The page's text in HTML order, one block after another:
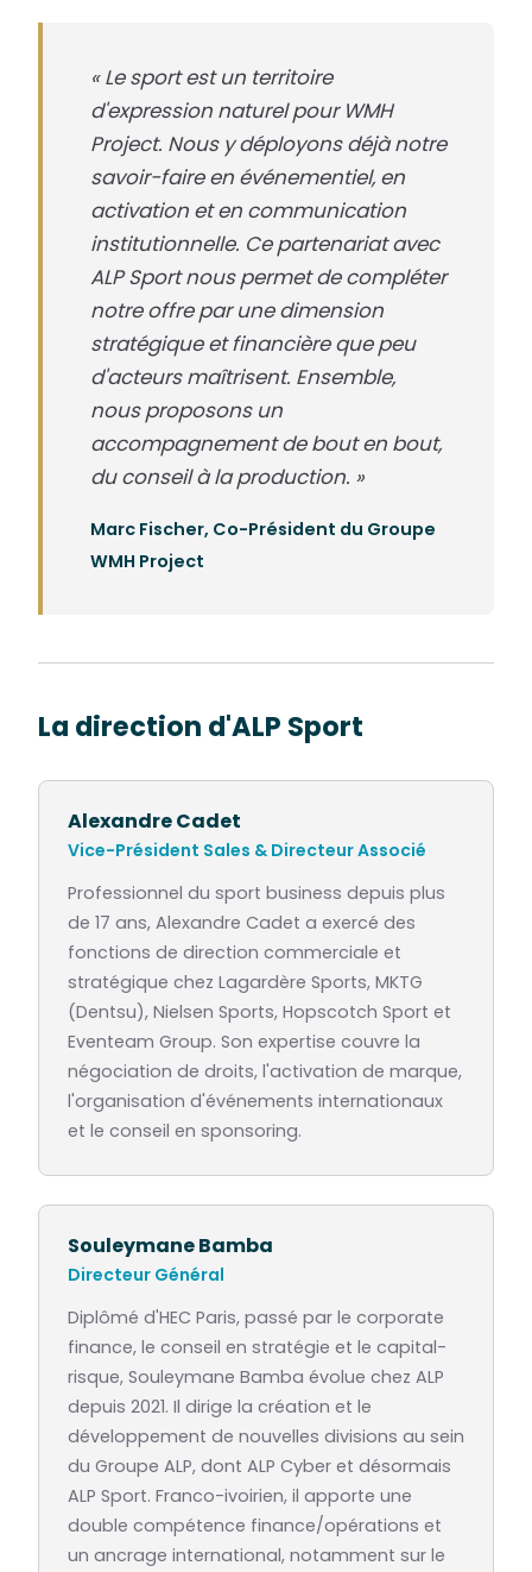
« Le sport est un territoire
d'expression naturel pour WMH
Project. Nous y déployons déjà notre
savoir-faire en événementiel, en
activation et en communication
institutionnelle. Ce partenariat avec
ALP Sport nous permet de compléter
notre offre par une dimension
stratégique et financière que peu
d'acteurs maîtrisent. Ensemble,
nous proposons un
accompagnement de bout en bout,
du conseil à la production. »
Marc Fischer, Co-Président du Groupe
WMH Project
La direction d'ALP Sport
Alexandre Cadet
Vice-Président Sales & Directeur Associé
Professionnel du sport business depuis plus
de 17 ans, Alexandre Cadet a exercé des
fonctions de direction commerciale et
stratégique chez Lagardère Sports, MKTG
(Dentsu), Nielsen Sports, Hopscotch Sport et
Eventeam Group. Son expertise couvre la
négociation de droits, l'activation de marque,
l'organisation d'événements internationaux
et le conseil en sponsoring.
Souleymane Bamba
Directeur Général
Diplômé d'HEC Paris, passé par le corporate
finance, le conseil en stratégie et le capital-
risque, Souleymane Bamba évolue chez ALP
depuis 2021. Il dirige la création et le
développement de nouvelles divisions au sein
du Groupe ALP, dont ALP Cyber et désormais
ALP Sport. Franco-ivoirien, il apporte une
double compétence finance/opérations et
un ancrage international, notamment sur le